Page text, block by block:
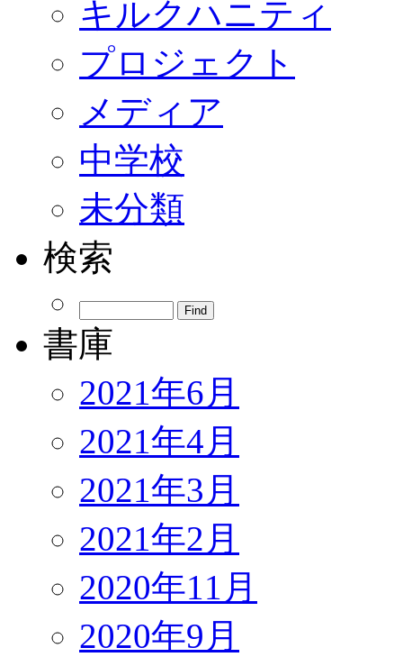
キルクハニティ
プロジェクト
メディア
中学校
未分類
検索
書庫
2021年6月
2021年4月
2021年3月
2021年2月
2020年11月
2020年9月